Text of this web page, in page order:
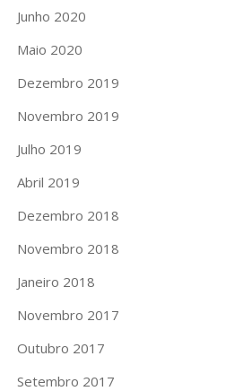
Junho 2020
Maio 2020
Dezembro 2019
Novembro 2019
Julho 2019
Abril 2019
Dezembro 2018
Novembro 2018
Janeiro 2018
Novembro 2017
Outubro 2017
Setembro 2017